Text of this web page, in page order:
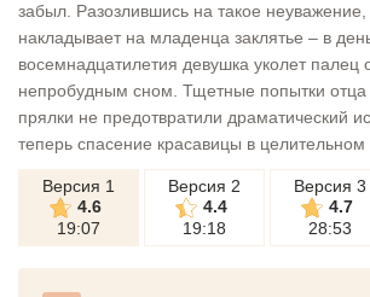
забыл. Разозлившись на такое
накладывает на младенца заклятье – в
восемнадцатилетия девушка уколет палец
непробудным сном. Тщетные попытки отца
прялки не предотвратили драматический
теперь спасение красавицы в
Версия 1
4.6
19:07
Версия 2
4.4
19:18
Версия 3
4.7
28:53